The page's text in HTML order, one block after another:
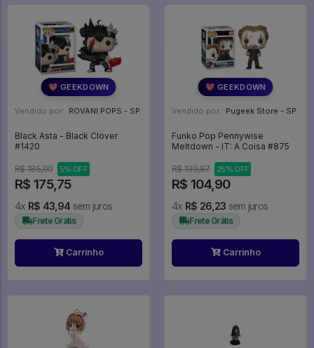
💖 GEEKDOWN
Vendido por: ROVANI POPS - SP
Black Asta - Black Clover
#1420
R$ 185,00 5% OFF
R$ 175,75
4x R$ 43,94 sem juros
Frete Grátis
Carrinho
💖 GEEKDOWN
Vendido por: Pugeek Store - SP
Funko Pop Pennywise
Meltdown - IT: A Coisa #875
R$ 139,87 25% OFF
R$ 104,90
4x R$ 26,23 sem juros
Frete Grátis
Carrinho